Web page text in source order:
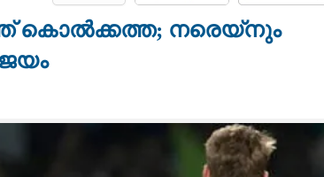
കൊൽക്കത്ത; നരെയ്നും